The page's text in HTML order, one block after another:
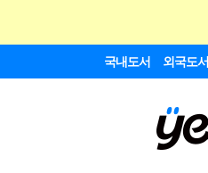
국내도서 외국도서